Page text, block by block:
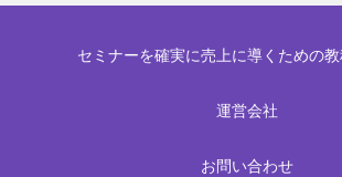
セミナーを確実に売上に導くための教
運営会社
お問い合わせ